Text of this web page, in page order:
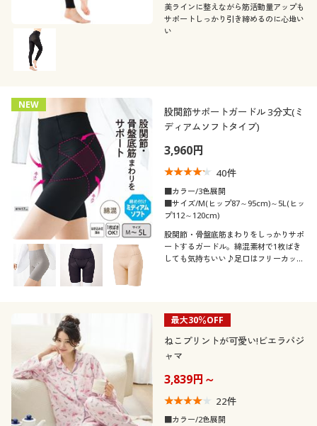
美ラインに整えながら筋活動量アップも
サポートしっかり引き締めるのに心地い
い
NEW
股関節サポートガードル 3分丈(ミ
ディアムソフトタイプ)
3,960円
40件
■カラー/3色展開
■サイズ/M(ヒップ87～95cm)～5L(ヒッ
プ112～120cm)
股関節・骨盤底筋まわりをしっかりサポ
ートするガードル。綿混素材で1枚ばき
しても気持ちいい♪足口はフリーカット
最大30％OFF
ねこプリントが可愛い!ビエラパジ
ャマ
3,839円～
22件
■カラー/2色展開